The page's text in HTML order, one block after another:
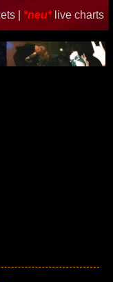
| *neu* live charts